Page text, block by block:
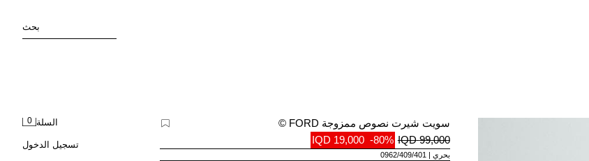
بحث
السلة 0
تسجيل الدخول
سويت شيرت نصوص ممزوجة FORD ©
99,000 IQD
-80%
19,000 IQD
بحري 0962/409/401